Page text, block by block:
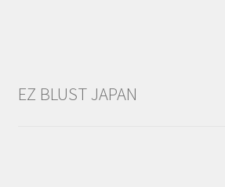
EZ BLUST JAPAN